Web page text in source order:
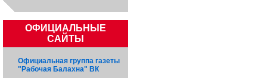
ОФИЦИАЛЬНЫЕ
САЙТЫ
Официальная группа газеты
"Рабочая Балахна" ВК